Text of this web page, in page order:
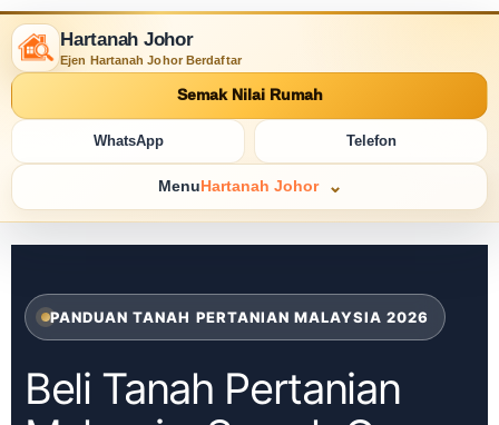
Hartanah Johor
Ejen Hartanah Johor Berdaftar
Semak Nilai Rumah
WhatsApp Telefon
Menu Hartanah Johor
PANDUAN TANAH PERTANIAN MALAYSIA 2026
Beli Tanah Pertanian